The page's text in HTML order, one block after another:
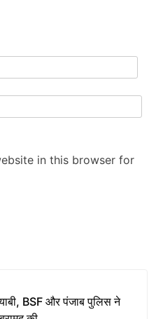
in this browser for
BSF और पंजाब पुलिस ने